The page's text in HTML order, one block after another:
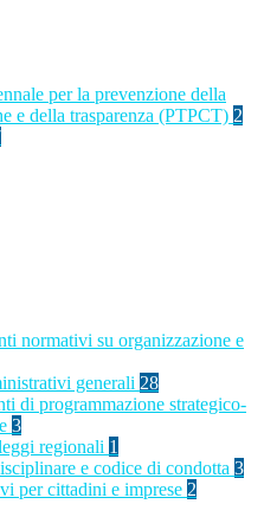
per la prevenzione della
e della trasparenza (PTPCT) 2
normativi su organizzazione e
generali 28
di programmazione strategico-
3
regionali 1
e codice di condotta 3
per cittadini e imprese 2